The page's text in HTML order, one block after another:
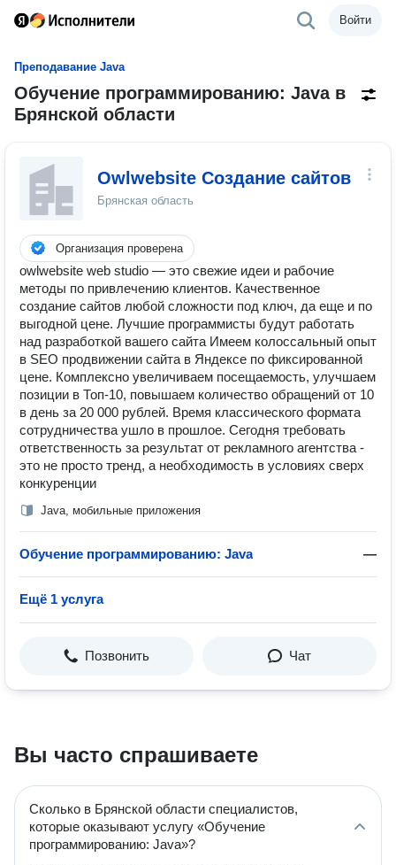
Войти
Преподавание Java
Обучение программированию: Java в
Брянской области
Owlwebsite Создание сайтов
Брянская область
Организация проверена
owlwebsite web studio — это свежие идеи и рабочие
методы по привлечению клиентов. Качественное
создание сайтов любой сложности под ключ, да еще и по
выгодной цене. Лучшие программисты будут работать
над разработкой вашего сайта Имеем колоссальный опыт
в SEO продвижении сайта в Яндексе по фиксированной
цене. Комплексно увеличиваем посещаемость, улучшаем
позиции в Топ-10, повышаем количество обращений от 10
в день за 20 000 рублей. Время классического формата
сотрудничества ушло в прошлое. Сегодня требовать
ответственность за результат от рекламного агентства -
это не просто тренд, а необходимость в условиях сверх
конкуренции
Java, мобильные приложения
Обучение программированию: Java —
Ещё 1 услуга
Позвонить Чат
Вы часто спрашиваете
Сколько в Брянской области специалистов,
которые оказывают услугу «Обучение
программированию: Java»?